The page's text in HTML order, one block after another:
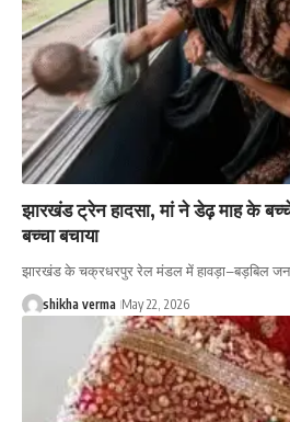
झारखंड ट्रेन हादसा, मां ने डेढ़ माह के
बच्चा बचाया
झारखंड के चक्रधरपुर रेल मंडल में हावड़ा–बड़बिल
shikha verma May 22, 2026